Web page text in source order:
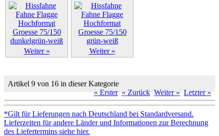
Weiter » Weiter »
Artikel 9 von 16 in dieser Kategorie
« Erster « Zurück Weiter » Letzter »
*Gilt für Lieferungen nach Deutschland bei Standardversand.
Lieferzeiten für andere Länder und Informationen zur Berechnung
des Liefertermins siehe hier.